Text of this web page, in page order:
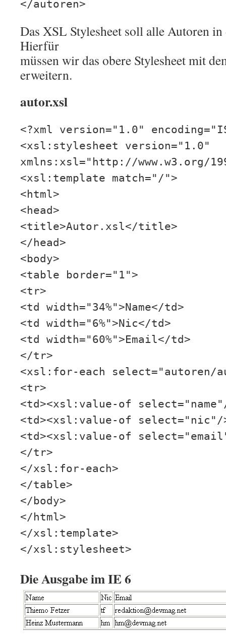
</autoren>
Das XSL Stylesheet soll alle Autoren in
Hierfür
müssen wir das obere Stylesheet mit
erweitern.
autor.xsl
<?xml version="1.0"
<xsl:stylesheet version="1.0"
xmlns:xsl="http://www.w3.org/
<xsl:template match="/">
<html>
<head>
<title>Autor.xsl</title>
</head>
<body>
<table border="1">
<tr>
<td width="34%">Name</td>
<td width="6%">Nic</td>
<td width="60%">Email</td>
</tr>
<xsl:for-each select="autoren/
<tr>
<td><xsl:value-of
<td><xsl:value-of select="nic"/
<td><xsl:value-of
</tr>
</xsl:for-each>
</table>
</body>
</html>
</xsl:template>
</xsl:stylesheet>
Die Ausgabe im IE 6